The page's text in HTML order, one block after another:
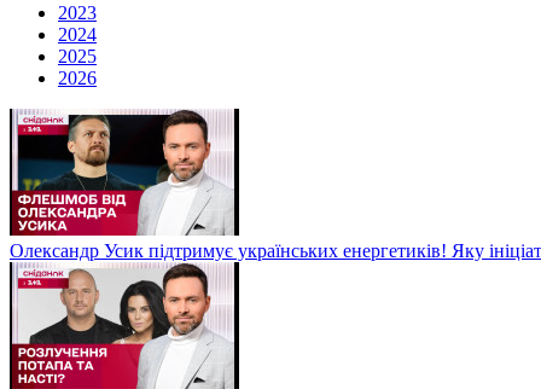
2023
2024
2025
2026
Олександр Усик підтримує українських енергетиків! Яку